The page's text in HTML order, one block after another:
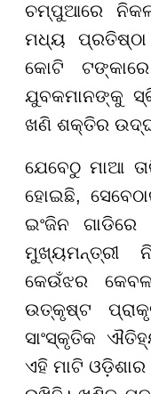
ଚମ୍ପୁଆରେ
ମଧ୍ୟ ପ୍ରତିଷ୍ଠା
କୋଟି
ଯୁବକମାନଙ୍କୁ
ଖଣି ଶକ୍ତିର
ଯେବେଠୁ ମାଆ
ହୋଇଛି,
ଇଂଜିନ
ମୁଖ୍ୟମନ୍ତ୍ରୀ
କେଉଁଝର
ଉତ୍କୃଷ୍ଟ
ସାଂସ୍କୃତିକ
ଏହି ମାଟି